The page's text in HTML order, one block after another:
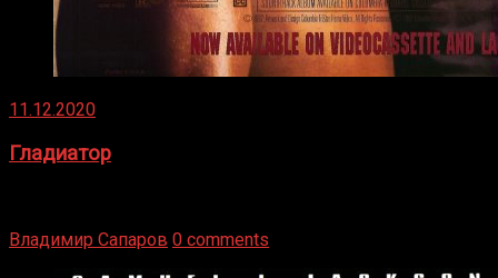
11.12.2020
Гладиатор
Владимир Сапаров 0 comments